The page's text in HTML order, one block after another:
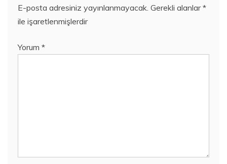
E-posta adresiniz yayınlanmayacak. Gerekli alanlar*
ile işaretlenmişlerdir
Yorum *